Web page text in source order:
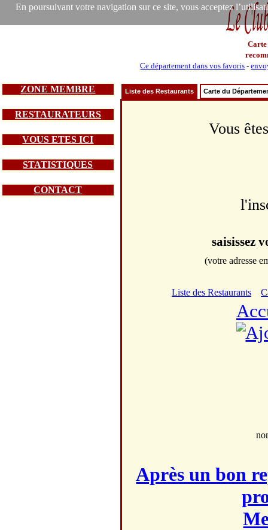
En poursuivant votre navigation sur ce site, vous acceptez
Carte
Ce département dans vos favoris -
ZONE MEMBRE
RESTAURATEURS
VOUS ETES ICI
STATISTIQUES
CONTACT
Liste des Restaurants Carte du
Vous
saisissez
(votre adresse
Liste des Restaurants
Après un bon